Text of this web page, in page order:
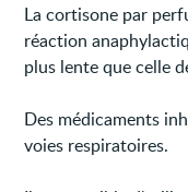
La cortisone par
réaction
plus lente que celle
Des médicaments
voies respiratoires.